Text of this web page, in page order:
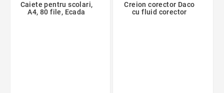
Caiete pentru scolari,
A4, 80 file, Ecada
Creion corector Daco
cu fluid corector